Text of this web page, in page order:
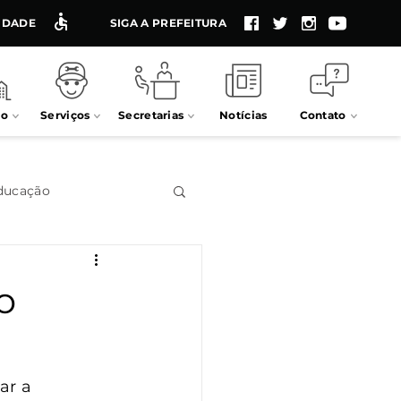
SIGA A PREFEITURA
Serviços Secretarias Notícias Contato
a